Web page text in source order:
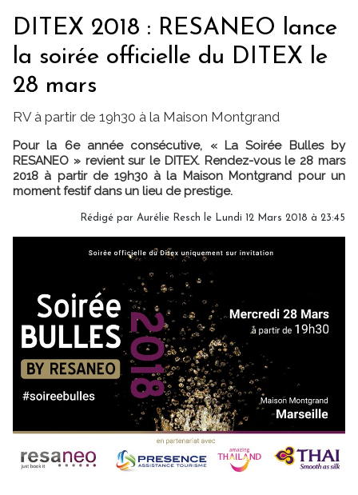
DITEX 2018 : RESANEO lance
la soirée officielle du DITEX le
28 mars
RV à partir de 19h30 à la Maison Montgrand
Pour la 6e année consécutive, « La Soirée Bulles by
RESANEO » revient sur le DITEX. Rendez-vous le 28 mars
2018 à partir de 19h30 à la Maison Montgrand pour un
moment festif dans un lieu de prestige.
Rédigé par Aurélie Resch le Lundi 12 Mars 2018 à 23:45